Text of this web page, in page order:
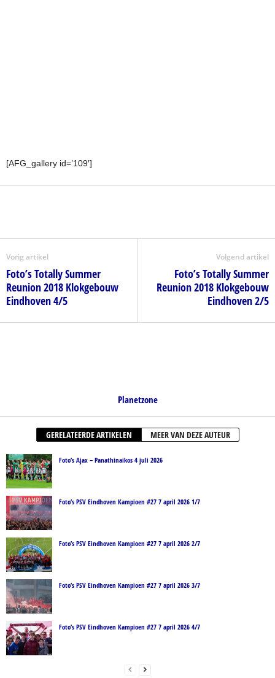
[AFG_gallery id=’109′]
Vorig artikel
Foto’s Totally Summer
Reunion 2018 Klokgebouw
Eindhoven 4/5
Volgend artikel
Foto’s Totally Summer
Reunion 2018 Klokgebouw
Eindhoven 2/5
Planetzone
GERELATEERDE ARTIKELEN MEER VAN DEZE AUTEUR
Foto’s Ajax – Panathinaikos 4 juli 2026
Foto’s PSV Eindhoven Kampioen #27 7 april 2026 1/7
Foto’s PSV Eindhoven Kampioen #27 7 april 2026 2/7
Foto’s PSV Eindhoven Kampioen #27 7 april 2026 3/7
Foto’s PSV Eindhoven Kampioen #27 7 april 2026 4/7